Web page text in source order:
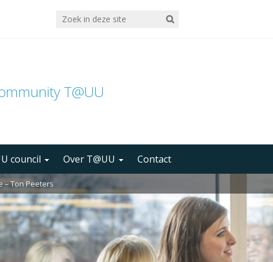
T@UU
council Over T@UU Contact
– Ton Peeters